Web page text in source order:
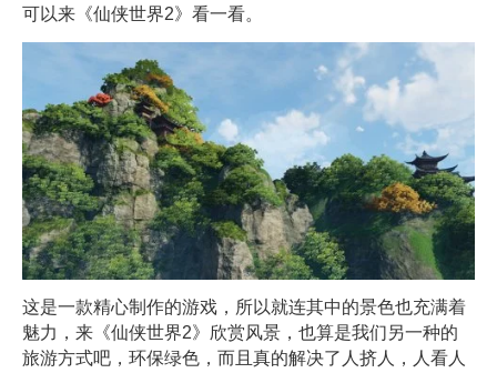
可以来《仙侠世界2》看一看。
这是一款精心制作的游戏，所以就连其中的景色也充满着
魅力，来《仙侠世界2》欣赏风景，也算是我们另一种的
旅游方式吧，环保绿色，而且真的解决了人挤人，人看人